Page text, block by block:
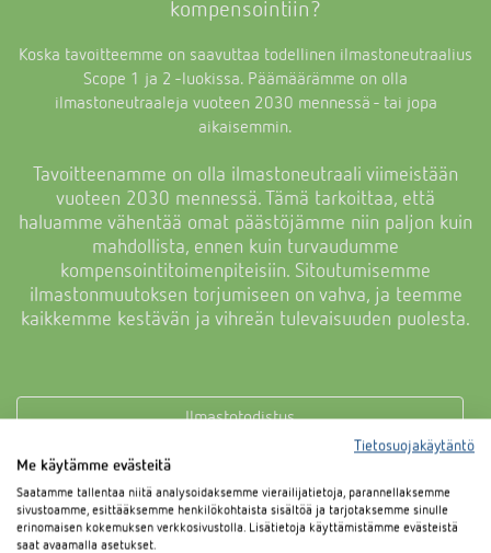
kompensointiin?
Koska tavoitteemme on saavuttaa todellinen ilmastoneutraalius
Scope 1 ja 2 -luokissa. Päämäärämme on olla
ilmastoneutraaleja vuoteen 2030 mennessä - tai jopa
aikaisemmin.
Tavoitteenamme on olla ilmastoneutraali viimeistään
vuoteen 2030 mennessä. Tämä tarkoittaa, että
haluamme vähentää omat päästöjämme niin paljon kuin
mahdollista, ennen kuin turvaudumme
kompensointitoimenpiteisiin. Sitoutumisemme
ilmastonmuutoksen torjumiseen on vahva, ja teemme
kaikkemme kestävän ja vihreän tulevaisuuden puolesta.
Ilmastotodistus
Tietosuojakäytäntö
Me käytämme evästeitä
Saatamme tallentaa niitä analysoidaksemme vierailijatietoja, parannellaksemme
sivustoamme, esittääksemme henkilökohtaista sisältöä ja tarjotaksemme sinulle
erinomaisen kokemuksen verkkosivustolla. Lisätietoja käyttämistämme evästeistä
saat avaamalla asetukset.